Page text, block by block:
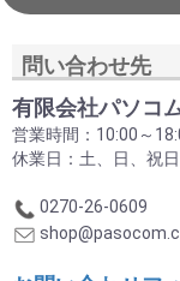
問い合わせ先
有限会社パソコ
営業時間：10:00～
休業日：土、日、祝
0270-26-0609